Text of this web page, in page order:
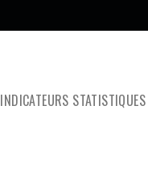
INDICATEURS STATISTIQUES